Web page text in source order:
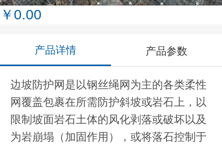
￥0.00
产品详情 产品参数
边坡防护网是以钢丝绳网为主的各类柔性
网覆盖包裹在所需防护斜坡或岩石上，以
限制坡面岩石土体的风化剥落或破坏以及
为岩崩塌（加固作用），或将落石控制于